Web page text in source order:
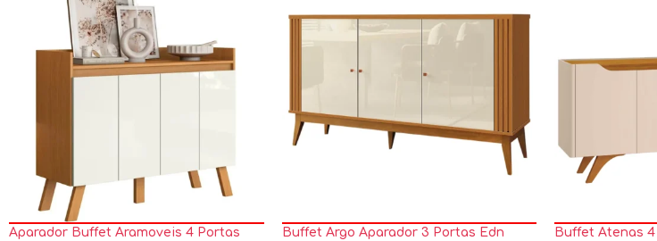
Aparador Buffet Aramoveis 4 Portas
Buffet Argo Aparador 3 Portas Edn
Buffet Atenas